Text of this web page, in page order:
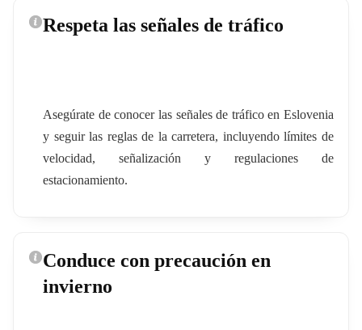
Respeta las señales de tráfico
Asegúrate de conocer las señales de tráfico en Eslovenia
y seguir las reglas de la carretera, incluyendo límites de
velocidad, señalización y regulaciones de
estacionamiento.
Conduce con precaución en
invierno